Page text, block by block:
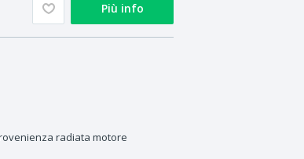
Più info
radiata motore